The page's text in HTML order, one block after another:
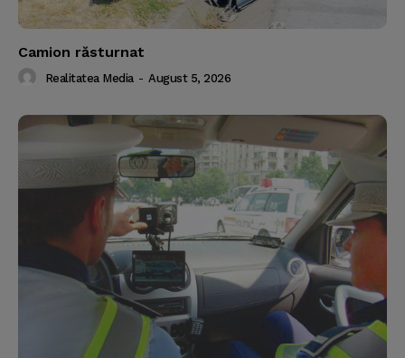
Camion răsturnat
Realitatea Media - August 5, 2026